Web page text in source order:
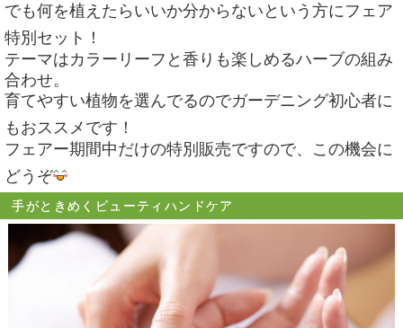
でも何を植えたらいいか分からないという方にフェア
特別セット！
テーマはカラーリーフと香りも楽しめるハーブの組み
合わせ。
育てやすい植物を選んでるのでガーデニング初心者に
もおススメです！
フェアー期間中だけの特別販売ですので、この機会に
どうぞ
手がときめくビューティハンドケア